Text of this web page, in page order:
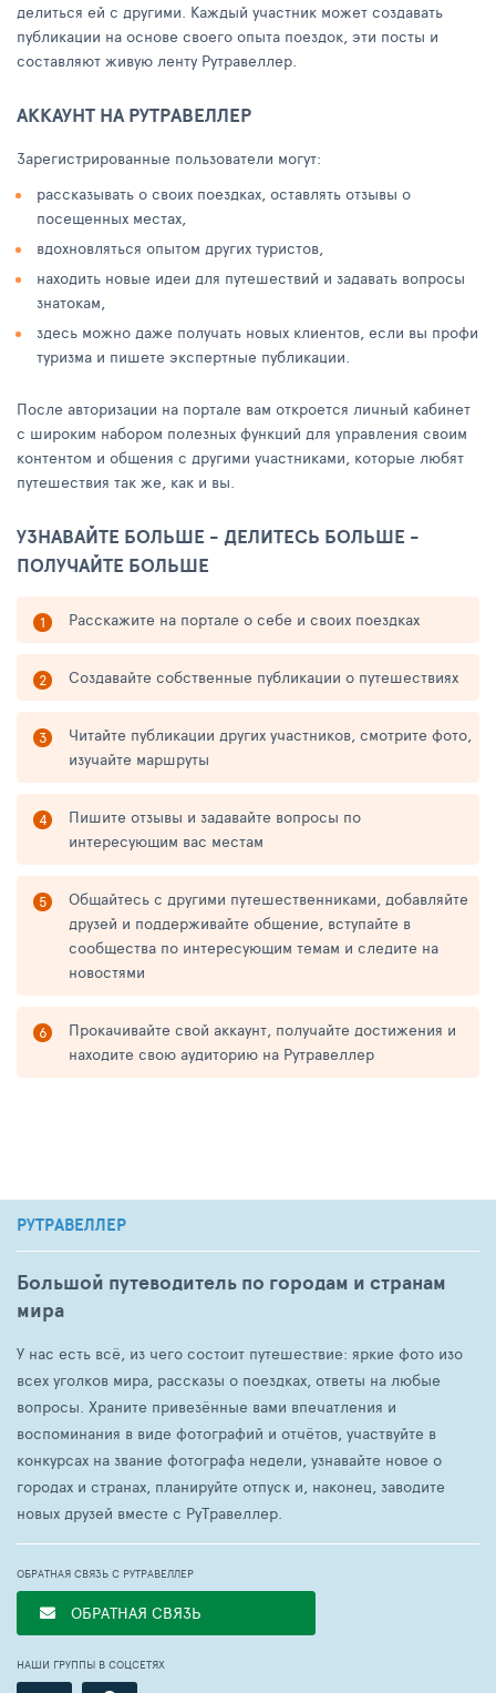
делиться ей с другими. Каждый участник может создавать
публикации на основе своего опыта поездок, эти посты и
составляют живую ленту Рутравеллер.
АККАУНТ НА РУТРАВЕЛЛЕР
Зарегистрированные пользователи могут:
рассказывать о своих поездках, оставлять отзывы о
посещенных местах,
вдохновляться опытом других туристов,
находить новые идеи для путешествий и задавать вопросы
знатокам,
здесь можно даже получать новых клиентов, если вы профи
туризма и пишете экспертные публикации.
После авторизации на портале вам откроется личный кабинет
с широким набором полезных функций для управления своим
контентом и общения с другими участниками, которые любят
путешествия так же, как и вы.
УЗНАВАЙТЕ БОЛЬШЕ - ДЕЛИТЕСЬ БОЛЬШЕ -
ПОЛУЧАЙТЕ БОЛЬШЕ
Расскажите на портале о себе и своих поездках
Создавайте собственные публикации о путешествиях
Читайте публикации других участников, смотрите фото,
изучайте маршруты
Пишите отзывы и задавайте вопросы по
интересующим вас местам
Общайтесь с другими путешественниками, добавляйте
друзей и поддерживайте общение, вступайте в
сообщества по интересующим темам и следите на
новостями
Прокачивайте свой аккаунт, получайте достижения и
находите свою аудиторию на Рутравеллер
РУТРАВЕЛЛЕР
Большой путеводитель по городам и странам
мира
У нас есть всё, из чего состоит путешествие: яркие фото изо
всех уголков мира, рассказы о поездках, ответы на любые
вопросы. Храните привезённые вами впечатления и
воспоминания в виде фотографий и отчётов, участвуйте в
конкурсах на звание фотографа недели, узнавайте новое о
городах и странах, планируйте отпуск и, наконец, заводите
новых друзей вместе с РуТравеллер.
ОБРАТНАЯ СВЯЗЬ С РУТРАВЕЛЛЕР
ОБРАТНАЯ СВЯЗЬ
НАШИ ГРУППЫ В СОЦСЕТЯХ